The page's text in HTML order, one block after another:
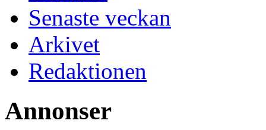
Senaste veckan
Arkivet
Redaktionen
Annonser